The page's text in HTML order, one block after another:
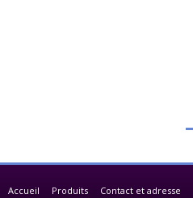
Accueil Produits Contact et adresse